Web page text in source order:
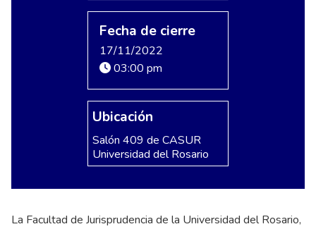
Fecha de cierre
17/11/2022
03:00 pm
Ubicación
Salón 409 de CASUR
Universidad del Rosario
La Facultad de Jurisprudencia de la Universidad del Rosario,